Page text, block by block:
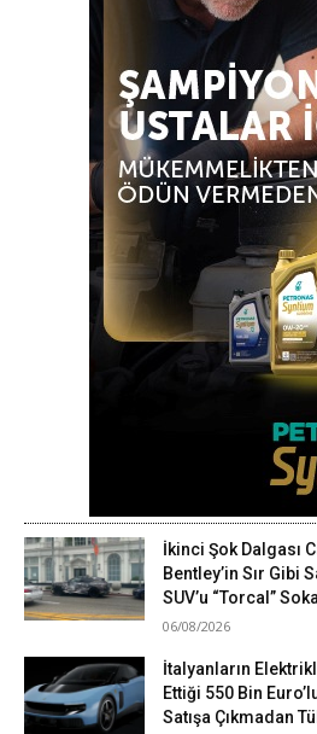
İkinci Şok Dalgası
Bentley’in Sır Gibi
SUV’u “Torcal”
06/08/2026
İtalyanların
Ettiği 550 Bin
Satışa Çıkmadan